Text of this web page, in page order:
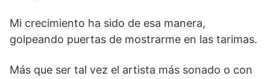
Mi crecimiento ha sido de esa manera,
golpeando puertas de mostrarme en las tarimas.
Más que ser tal vez el artista más sonado o con